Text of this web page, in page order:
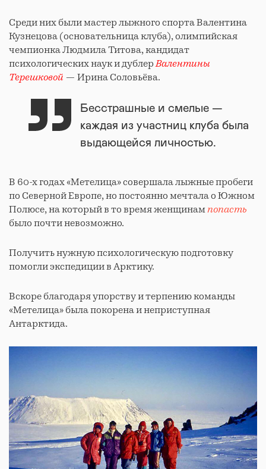
Среди них были мастер лыжного спорта Валентина
Кузнецова (основательница клуба), олимпийская
чемпионка Людмила Титова, кандидат
психологических наук и дублерВалентины
Терешковой — Ирина Соловьёва.
Бесстрашные и смелые —
каждая из участниц клуба была
выдающейся личностью.
В 60-х годах «Метелица» совершала лыжные пробеги
по Северной Европе, но постоянно мечтала о Южном
Полюсе, на который в то время женщинампопасть
было почти невозможно.
Получить нужную психологическую подготовку
помогли экспедиции в Арктику.
Вскоре благодаря упорству и терпению команды
«Метелица» была покорена и неприступная
Антарктида.